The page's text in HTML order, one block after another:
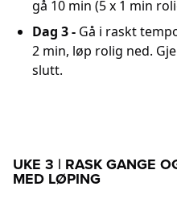
gå 10 min (5 x 1 min
Dag 3 - Gå i raskt
2 min, løp rolig ned.
slutt.
UKE 3 | RASK GANGE
MED LØPING